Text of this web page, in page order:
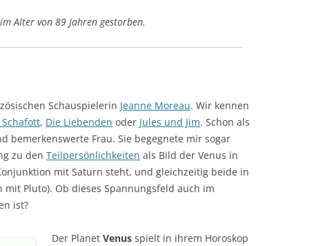
MONDKNOTEN
Alter von 89 Jahren gestorben.
Schauspielerin Jeanne Moreau. Wir kennen
, Die Liebenden oder Jules und Jim. Schon als
bemerkenswerte Frau. Sie begegnete mir sogar
zu den Teilpersönlichkeiten als Bild der Venus in
mit Saturn steht, und gleichzeitig beide in
Pluto). Ob dieses Spannungsfeld auch im
ist?
Der Planet Venus spielt in ihrem Horoskop